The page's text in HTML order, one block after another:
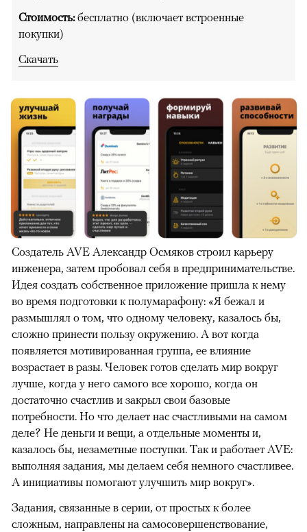
Стоимость:бесплатно (включает встроенные
покупки)
Скачать
Создатель AVE Александр Осмяков строил карьеру
инженера, затем пробовал себя в предпринимательстве.
Идея создать собственное приложение пришла к нему
во время подготовки к полумарафону: «Я бежал и
размышлял о том, что одному человеку, казалось бы,
сложно принести пользу окружению. А вот когда
появляется мотивированная группа, ее влияние
возрастает в разы. Человек готов сделать мир вокруг
лучше, когда у него самого все хорошо, когда он
достаточно счастлив и закрыл свои базовые
потребности. Но что делает нас счастливыми на самом
деле? Не деньги и вещи, а отдельные моменты и,
казалось бы, незаметные поступки. Так и работает AVE:
выполняя задания, мы делаем себя немного счастливее.
А инициативы помогают улучшить мир вокруг».
Задания, связанные в серии, от простых к более
сложным, направлены на самосовершенствование,